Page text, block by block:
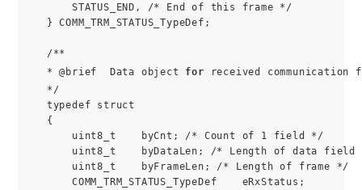
STATUS_END, /* End of this frame */
} COMM_TRM_STATUS_TypeDef;
/**
* @brief  Data object for received communication
*/
typedef struct
{
uint8_t    byCnt; /* Count of 1 field */
uint8_t    byDataLen; /* Length of data field
uint8_t    byFrameLen; /* Length of frame */
COMM_TRM_STATUS_TypeDef    eRxStatus;